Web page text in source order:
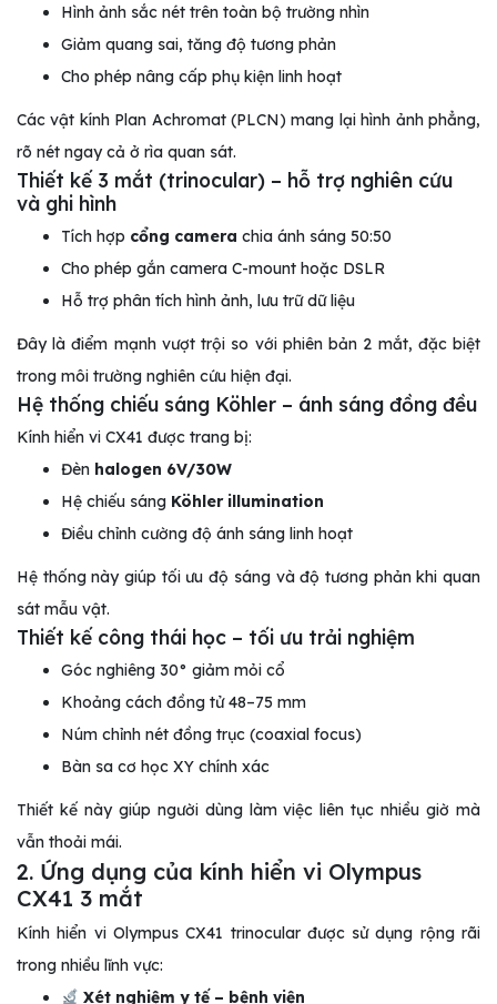
Hình ảnh sắc nét trên toàn bộ trường nhìn
Giảm quang sai, tăng độ tương phản
Cho phép nâng cấp phụ kiện linh hoạt
Các vật kính Plan Achromat (PLCN) mang lại hình ảnh phẳng,
rõ nét ngay cả ở rìa quan sát.
Thiết kế 3 mắt (trinocular) – hỗ trợ nghiên cứu
và ghi hình
Tích hợp cổng camera chia ánh sáng 50:50
Cho phép gắn camera C-mount hoặc DSLR
Hỗ trợ phân tích hình ảnh, lưu trữ dữ liệu
Đây là điểm mạnh vượt trội so với phiên bản 2 mắt, đặc biệt
trong môi trường nghiên cứu hiện đại.
Hệ thống chiếu sáng Köhler – ánh sáng đồng đều
Kính hiển vi CX41 được trang bị:
Đèn halogen 6V/30W
Hệ chiếu sáng Köhler illumination
Điều chỉnh cường độ ánh sáng linh hoạt
Hệ thống này giúp tối ưu độ sáng và độ tương phản khi quan
sát mẫu vật.
Thiết kế công thái học – tối ưu trải nghiệm
Góc nghiêng 30° giảm mỏi cổ
Khoảng cách đồng tử 48–75 mm
Núm chỉnh nét đồng trục (coaxial focus)
Bàn sa cơ học XY chính xác
Thiết kế này giúp người dùng làm việc liên tục nhiều giờ mà
vẫn thoải mái.
2. Ứng dụng của kính hiển vi Olympus
CX41 3 mắt
Kính hiển vi Olympus CX41 trinocular được sử dụng rộng rãi
trong nhiều lĩnh vực:
Xét nghiệm y tế – bệnh viện